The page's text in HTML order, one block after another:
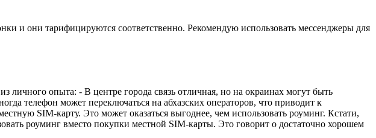
и они тарифицируются соответственно. Рекомендую использовать мессенджеры для
опыта: - В центре города связь отличная, но на окраинах могут быть
телефон может переключаться на абхазских операторов, что приводит к
SIM-карту. Это может оказаться выгоднее, чем использовать роуминг. Кстати,
роуминг вместо покупки местной SIM-карты. Это говорит о достаточно хорошем